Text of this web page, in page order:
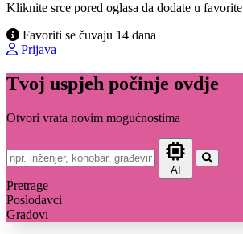
Kliknite srce pored oglasa da dodate u favorite
Favoriti se čuvaju 14 dana
Prijava
Tvoj uspjeh počinje ovdje
Otvori vrata novim mogućnostima
AI
Pretrage
Poslodavci
Gradovi